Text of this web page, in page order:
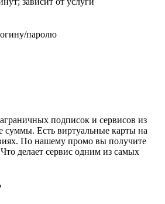
паролю
подписок и сервисов из
Есть виртуальные карты на
По нашему промо вы получите
делает сервис одним из самых